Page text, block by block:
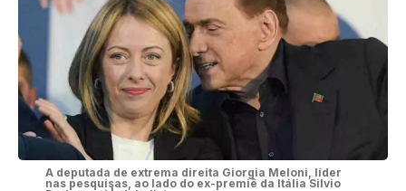
A deputada de extrema direita Giorgia Meloni, líder
nas pesquisas, ao lado do ex-premiê da Itália Silvio